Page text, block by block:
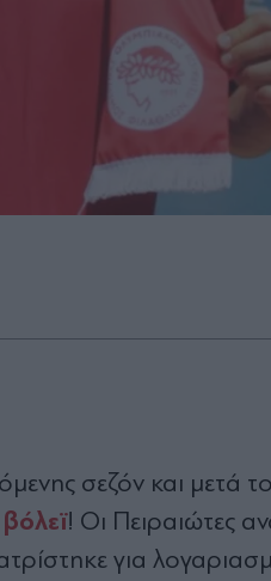
σεζόν και μετά
βόλεϊ! Οι Πειραιώτες
για